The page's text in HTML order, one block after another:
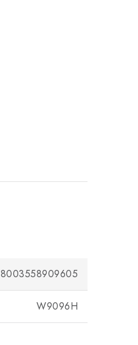
8003558909605
W9096H